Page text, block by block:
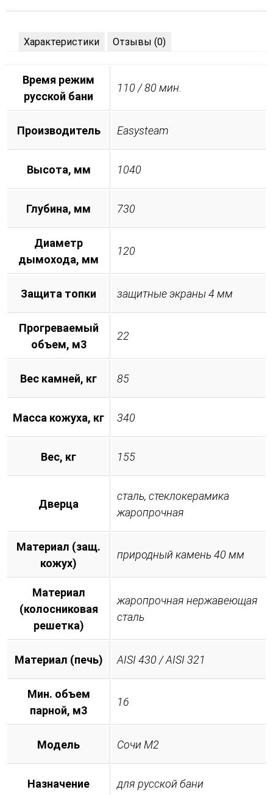
Характеристики Отзывы (0)
Время режим
русской бани
110 / 80 мин.
Производитель Easysteam
Высота, мм 1040
Глубина, мм 730
Диаметр
дымохода, мм
120
Защита топки защитные экраны 4 мм
Прогреваемый
объем, м3
22
Вес камней, кг 85
Масса кожуха, кг 340
Вес, кг 155
Дверца
сталь, стеклокерамика
жаропрочная
Материал (защ.
кожух)
природный камень 40 мм
Материал
(колосниковая
решетка)
жаропрочная нержавеющая
сталь
Материал (печь) AISI 430 / AISI 321
Мин. объем
парной, м3
16
Модель Сочи М2
Назначение для русской бани